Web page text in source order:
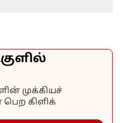
முக்கியச்
கிளிக்